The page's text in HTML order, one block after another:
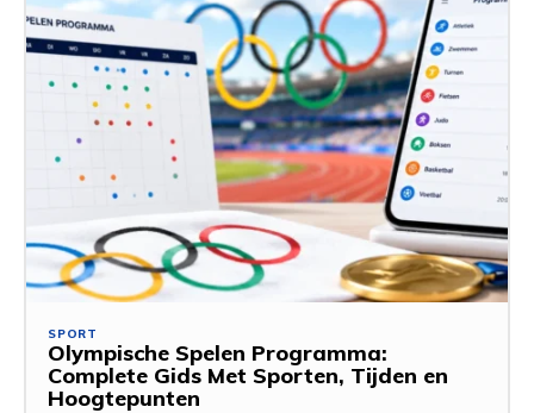
SPORT
Olympische Spelen Programma:
Complete Gids Met Sporten, Tijden en
Hoogtepunten